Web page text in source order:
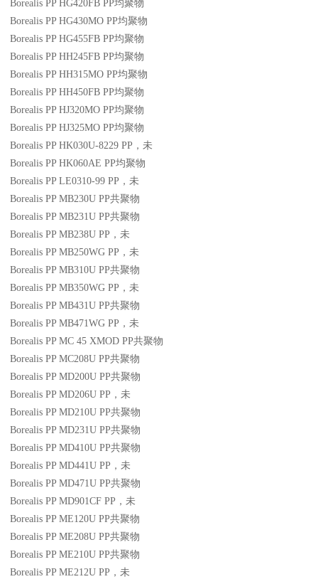
Borealis PP HG420FB PP均聚物
Borealis PP HG430MO PP均聚物
Borealis PP HG455FB PP均聚物
Borealis PP HH245FB PP均聚物
Borealis PP HH315MO PP均聚物
Borealis PP HH450FB PP均聚物
Borealis PP HJ320MO PP均聚物
Borealis PP HJ325MO PP均聚物
Borealis PP HK030U-8229 PP ，未
Borealis PP HK060AE PP均聚物
Borealis PP LE0310-99 PP ，未
Borealis PP MB230U PP共聚物
Borealis PP MB231U PP共聚物
Borealis PP MB238U PP ，未
Borealis PP MB250WG PP ，未
Borealis PP MB310U PP共聚物
Borealis PP MB350WG PP ，未
Borealis PP MB431U PP共聚物
Borealis PP MB471WG PP ，未
Borealis PP MC 45 XMOD PP共聚物
Borealis PP MC208U PP共聚物
Borealis PP MD200U PP共聚物
Borealis PP MD206U PP ，未
Borealis PP MD210U PP共聚物
Borealis PP MD231U PP共聚物
Borealis PP MD410U PP共聚物
Borealis PP MD441U PP ，未
Borealis PP MD471U PP共聚物
Borealis PP MD901CF PP ，未
Borealis PP ME120U PP共聚物
Borealis PP ME208U PP共聚物
Borealis PP ME210U PP共聚物
Borealis PP ME212U PP ，未